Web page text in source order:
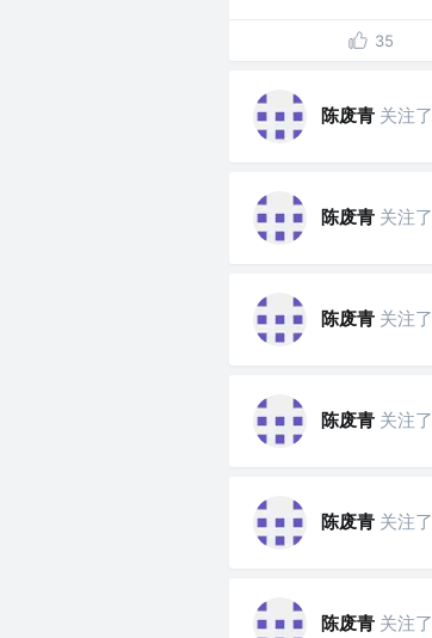
35
陈废青 关注了
陈废青 关注了
陈废青 关注了
陈废青 关注了
陈废青 关注了
陈废青 关注了